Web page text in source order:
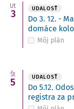
Ut
3 UDALOSŤ
Do 3. 12. -
domáce kolo
Môj plán
Št
5 UDALOSŤ
Do 5.12.
registra za